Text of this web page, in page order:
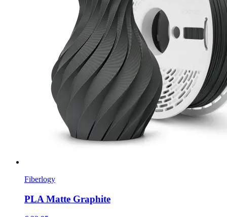
Fiberlogy
PLA Matte Graphite